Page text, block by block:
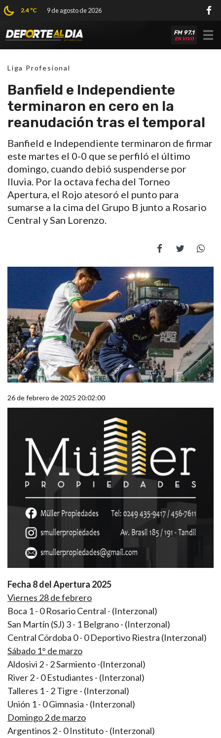
2.4 ºC 9 de agosto de 2026
FM 97.1
EN VIVO
Liga Profesional
Banfield e Independiente
terminaron en cero en la
reanudación tras el temporal
Banfield e Independiente terminaron de firmar
este martes el 0-0 que se perfiló el último
domingo, cuando debió suspenderse por
lluvia. Por la octava fecha del Torneo
Apertura, el Rojo atesoró el punto para
sumarse a la cima del Grupo B junto a Rosario
Central y San Lorenzo.
26 de febrero de 2025 20:02:00
Fecha 8 del Apertura 2025
Viernes 28 de febrero
Boca 1 - 0 Rosario Central - (Interzonal)
San Martín (SJ) 3 - 1 Belgrano - (Interzonal)
Central Córdoba 0 - 0 Deportivo Riestra (Interzonal)
Sábado 1° de marzo
Aldosivi 2 - 2 Sarmiento -(Interzonal)
River 2 - 0 Estudiantes - (Interzonal)
Talleres 1 - 2 Tigre - (Interzonal)
Unión 1 - 0 Gimnasia - (Interzonal)
Domingo 2 de marzo
Argentinos 2 - 0 Instituto - (Interzonal)